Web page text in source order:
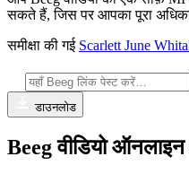
सकते हैं, जिस पर आपका पूरा
समीक्षा की गई Scarlett June
डाउनलोड
Beeg वीडियो